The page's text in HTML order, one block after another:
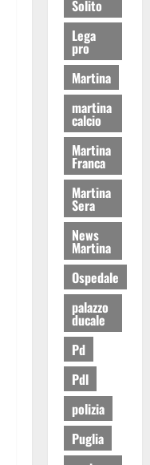
Solito
Lega
pro
Martina
martina
calcio
Martina
Franca
Martina
Sera
News
Martina
Ospedale
palazzo
ducale
Pd
Pdl
polizia
Puglia